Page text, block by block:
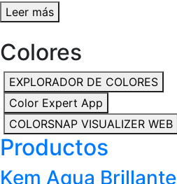
Leer más
Colores
EXPLORADOR DE COLORES
Color Expert App
COLORSNAP VISUALIZER WEB
Productos
Kem Aqua Brillante